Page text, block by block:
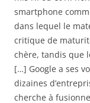
smartphone
dans lequel le
critique de
chère, tandis que
[…] Google a ses
dizaines
cherche à